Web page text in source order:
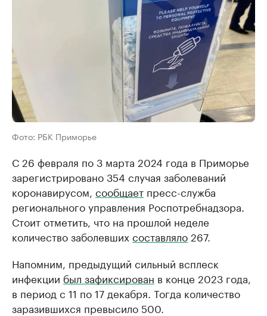
Фото: РБК Приморье
С 26 февраля по 3 марта 2024 года в Приморье
зарегистрировано 354 случая заболеваний
коронавирусом, сообщает пресс-служба
регионального управления Роспотребнадзора.
Стоит отметить, что на прошлой неделе
количество заболевших составляло 267.
Напомним, предыдущий сильный всплеск
инфекции был зафиксирован в конце 2023 года,
в период с 11 по 17 декабря. Тогда количество
заразившихся превысило 500.